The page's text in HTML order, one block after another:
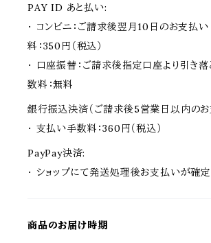
PAY ID あと払い:
・ コンビニ：ご請求後翌月10日のお支払
料：350円（税込）
・ 口座振替：ご請求後指定口座より引き落
数料：無料
銀行振込決済（ご請求後5営業日以内のお
・ 支払い手数料：360円（税込）
PayPay決済:
・ ショップにて発送処理後お支払いが確定
商品のお届け時期